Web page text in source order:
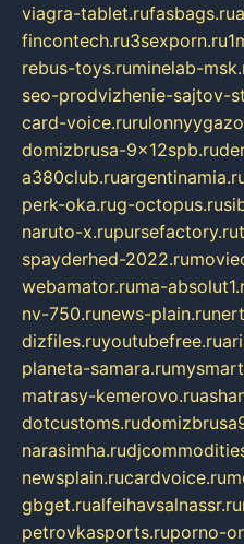
viagra-tablet.rufasbags.ru
fincontech.ru3sexporn.ru
rebus-toys.ruminelab-
seo-prodvizhenie-sajtov-
card-voice.ru
domizbrusa-9x12spb.ru
a380club.ru
perk-oka.rug-octopus.ru
naruto-x.rupursefactory.ru
spayderhed-2022.ru
webamator.ruma-
nv-750.runews-plain.ru
dizfiles.ruyoutubefree.ru
planeta-samara.ru
matrasy-kemerovo.ru
dotcustoms.ru
narasimha.ru
newsplain.rucardvoice.ru
gbget.rualfeihavsalnassr.ru
petrovkasports.ruporno-